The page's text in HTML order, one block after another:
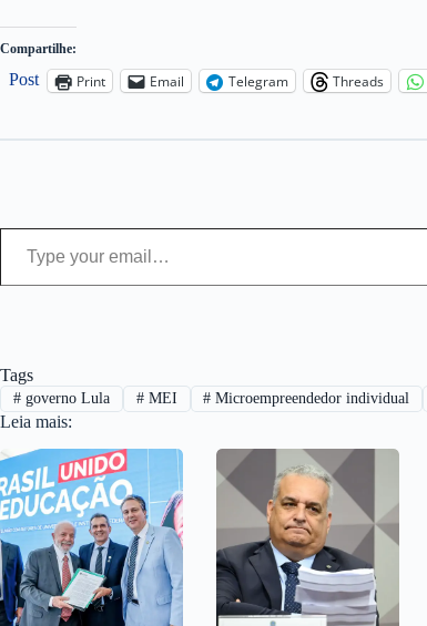
Compartilhe:
Post Print Email Telegram Threads
Type your email…
Tags
#governo Lula #MEI # Microempreendedor individual
Leia mais: